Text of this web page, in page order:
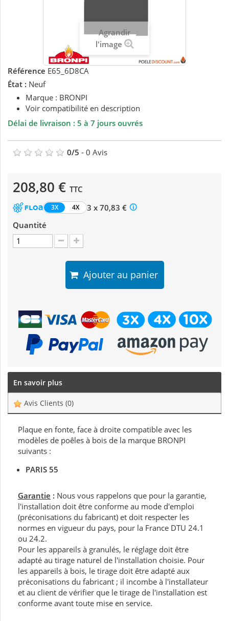
Agrandir
l'image
Référence E65_6D8CA
État : Neuf
Marque : BRONPI
Voir compatibilité en description
Délai de livraison : 5 à 7 jours ouvrés
0/5 - 0 Avis
208,80 € TTC
3X 4X
3 x 70,83 €
Quantité
Ajouter au panier
En savoir plus
Avis Clients (0)
Plaque en fonte, face à droite compatible avec les
modèles de poêles à bois de la marque BRONPI
suivants :
PARIS 55
Garantie : Nous vous rappelons que pour la garantie,
l'installation doit être conforme au mode d'emploi
(préconisations du fabricant) et doit respecter les
normes en vigueur du pays, pour la France DTU 24.1
ou 24.2.
Pour les appareils à granulés, le réglage doit être
adapté au tirage naturel de l'installation choisie. Pour
les appareils à bois, le tirage doit être adapté aux
préconisations du fabricant ; il incombe à l'installateur
et au client de vérifier que le tirage de l'installation est
conforme avant toute mise en service.